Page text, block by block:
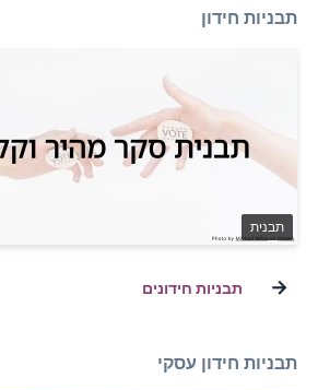
תבניות חידון
תבנית
→ תבניות חידונים
תבניות חידון עסקי